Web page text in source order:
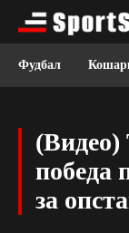
Фудбал
(Видео)
победа
за